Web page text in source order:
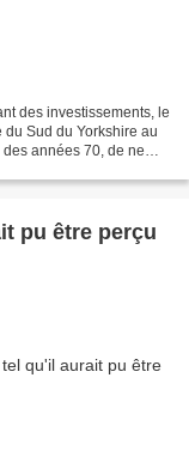
des investissements, le
Sud du Yorkshire au
années 70, de ne
pu être perçu